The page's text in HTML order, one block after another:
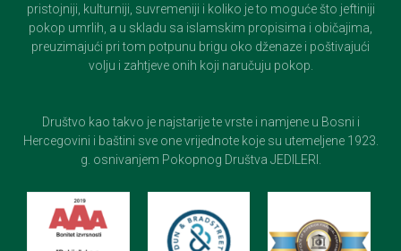
pristojniji, kulturniji, suvremeniji i koliko je to moguće što jeftiniji
pokop umrlih, a u skladu sa islamskim propisima i običajima,
preuzimajući pri tom potpunu brigu oko dženaze i poštivajući
volju i zahtjeve onih koji naručuju pokop.
Društvo kao takvo je najstarije te vrste i namjene u Bosni i
Hercegovini i baštini sve one vrijednote koje su utemeljene 1923.
g. osnivanjem Pokopnog Društva JEDILERI.